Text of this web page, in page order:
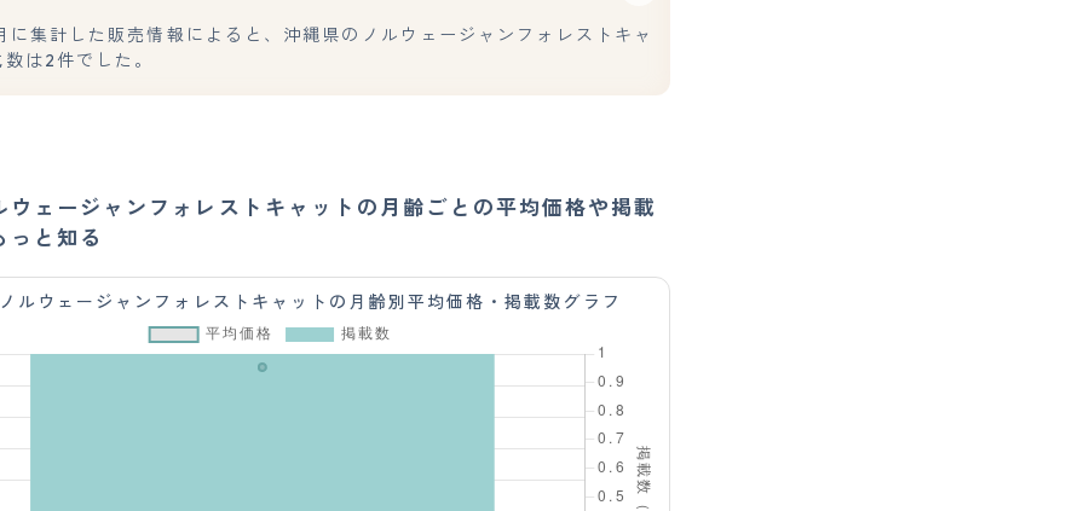
集計した販売情報によると、沖縄県のノルウェージャンフォレストキャ
は2件でした。
ウェージャンフォレストキャットの月齢ごとの平均価格や掲載
っと知る
ルウェージャンフォレストキャットの月齢別平均価格・掲載数グラフ